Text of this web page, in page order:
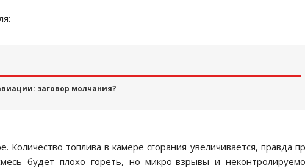
заговор молчания?
Количество топлива в камере сгорания увеличивается, правда
будет плохо гореть, но микро-взрывы и